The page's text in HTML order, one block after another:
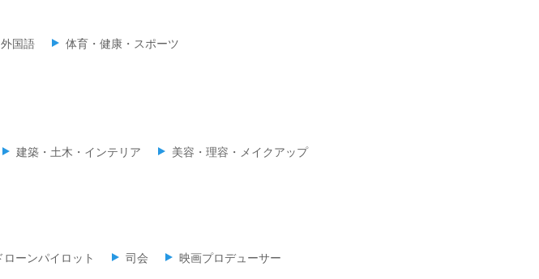
国語 体育・健康・スポーツ
建築・土木・インテリア
美容・理容・メイクアップ
ローンパイロット 司会 映画プロデューサー